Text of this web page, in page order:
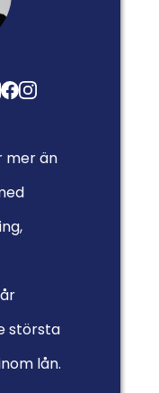
mer än
största
lån.